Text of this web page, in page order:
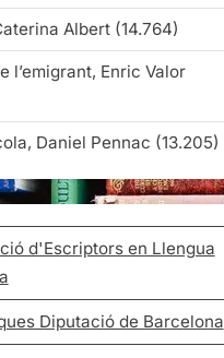
Albert (14.764)
l’emigrant, Enric Valor
Daniel Pennac (13.205)
d'Escriptors en Llengua
Diputació de Barcelona